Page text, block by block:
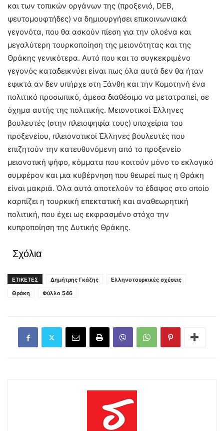
και των τοπικών οργάνων της (προξενιό, DEB,
ψευτομουφτήδες) να δημιουργήσει επικοινωνιακά
γεγονότα, που θα ασκούν πίεση για την ολοένα και
μεγαλύτερη τουρκοποίηση της μειονότητας και της
Θράκης γενικότερα. Αυτό που και το συγκεκριμένο
γεγονός καταδεικνύει είναι πως όλα αυτά δεν θα ήταν
εφικτά αν δεν υπήρχε στη Ξάνθη και την Κομοτηνή ένα
πολιτικό προσωπικό, άμεσα διαθέσιμο να μετατραπεί, σε
όχημα αυτής της πολιτικής. Μειονοτικοί Έλληνες
βουλευτές (στην πλειοψηφία τους) υποχείρια του
προξενείου, πλειονοτικοί Έλληνες βουλευτές που
επιζητούν την κατευθυνόμενη από το προξενείο
μειονοτική ψήφο, κόμματα που κοιτούν μόνο το εκλογικό
συμφέρον και μια κυβέρνηση που θεωρεί πως η Θράκη
είναι μακριά. Όλα αυτά αποτελούν το έδαφος στο οποίο
καρπίζει η τουρκική επεκτατική και αναθεωρητική
πολιτική, που έχει ως εκφρασμένο στόχο την
κυπροποίηση της Δυτικής Θράκης.
Σχόλια
ΕΤΙΚΕΤΕΣ Δημήτρης Γκάζης
Ελληνοτουρκικές σχέσεις
Θράκη
Φύλλο 546